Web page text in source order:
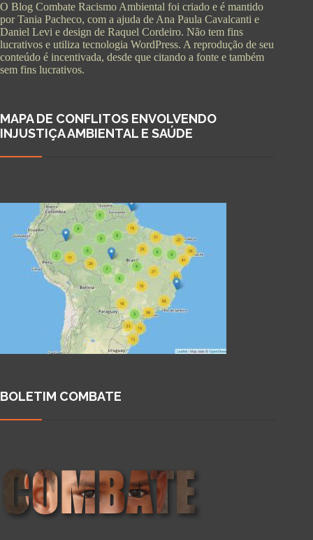
O Blog Combate Racismo Ambiental foi criado e é mantido
por Tania Pacheco, com a ajuda de Ana Paula Cavalcanti e
Daniel Levi e design de Raquel Cordeiro. Não tem fins
lucrativos e utiliza tecnologia WordPress. A reprodução de seu
conteúdo é incentivada, desde que citando a fonte e também
sem fins lucrativos.
MAPA DE CONFLITOS ENVOLVENDO
INJUSTIÇA AMBIENTAL E SAÚDE
BOLETIM COMBATE